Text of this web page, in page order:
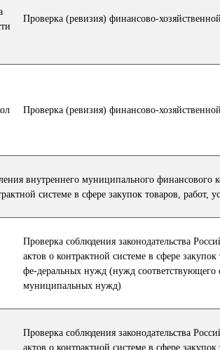
Проверка (ревизия) финансово-
Проверка (ревизия) финансово-
внутреннего муниципального финансового
системе в сфере закупок товаров, работ,
Проверка соблюдения законодательства
актов о контрактной системе в сфере
фе-деральных нужд (нужд соответствующего
муниципальных нужд)
Проверка соблюдения законодательства
актов о контрактной системе в сфере